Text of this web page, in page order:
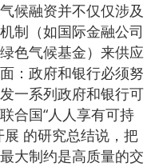
候融资并不仅仅涉及
制（如国际金融公司
色气候基金）来供应
：政府和银行必须努
一系列政府和银行可
合国“人人享有可持
的研究总结说，把
大制约是高质量的交